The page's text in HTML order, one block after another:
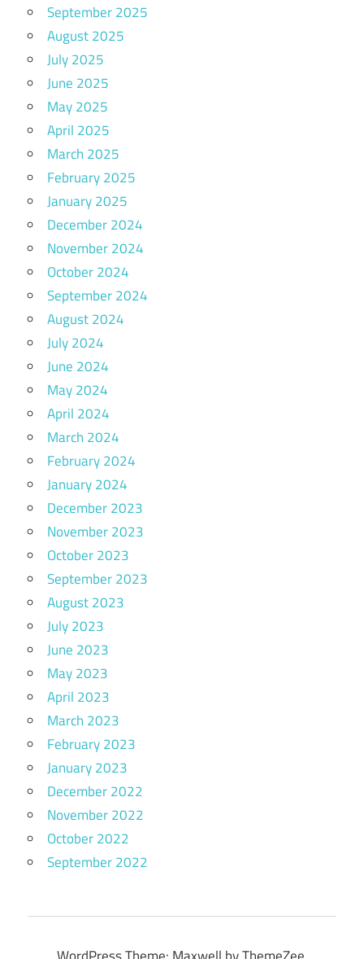
September 2025
August 2025
July 2025
June 2025
May 2025
April 2025
March 2025
February 2025
January 2025
December 2024
November 2024
October 2024
September 2024
August 2024
July 2024
June 2024
May 2024
April 2024
March 2024
February 2024
January 2024
December 2023
November 2023
October 2023
September 2023
August 2023
July 2023
June 2023
May 2023
April 2023
March 2023
February 2023
January 2023
December 2022
November 2022
October 2022
September 2022